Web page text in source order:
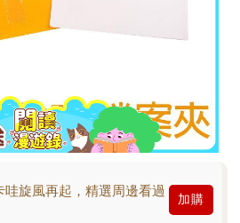
旋風再起，精選周邊看過
加購